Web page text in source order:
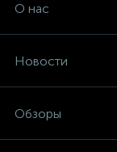
О нас
Новости
Обзоры